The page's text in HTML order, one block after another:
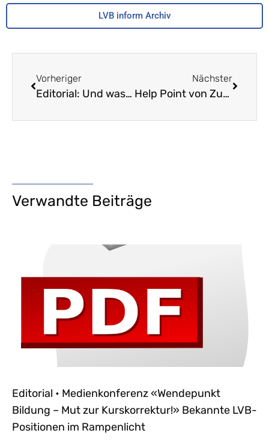
LVB inform Archiv
Vorheriger
Editorial: Und was macht das Baselbiet?
Nächster
Help Point von Zurich Connect – 126mal in Ihrer Nähe
Verwandte Beiträge
Editorial • Medienkonferenz «Wendepunkt
Bildung – Mut zur Kurskorrektur!» Bekannte LVB-
Positionen im Rampenlicht